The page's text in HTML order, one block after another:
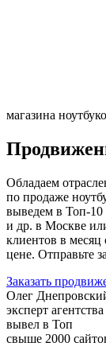
магазина
Обладаем
по продаже
выведем в Топ-10
и др. в Москве
клиентов в
цене. Отправьте
Заказать
Олег
эксперт агентства
вывел в Топ
свыше 2000